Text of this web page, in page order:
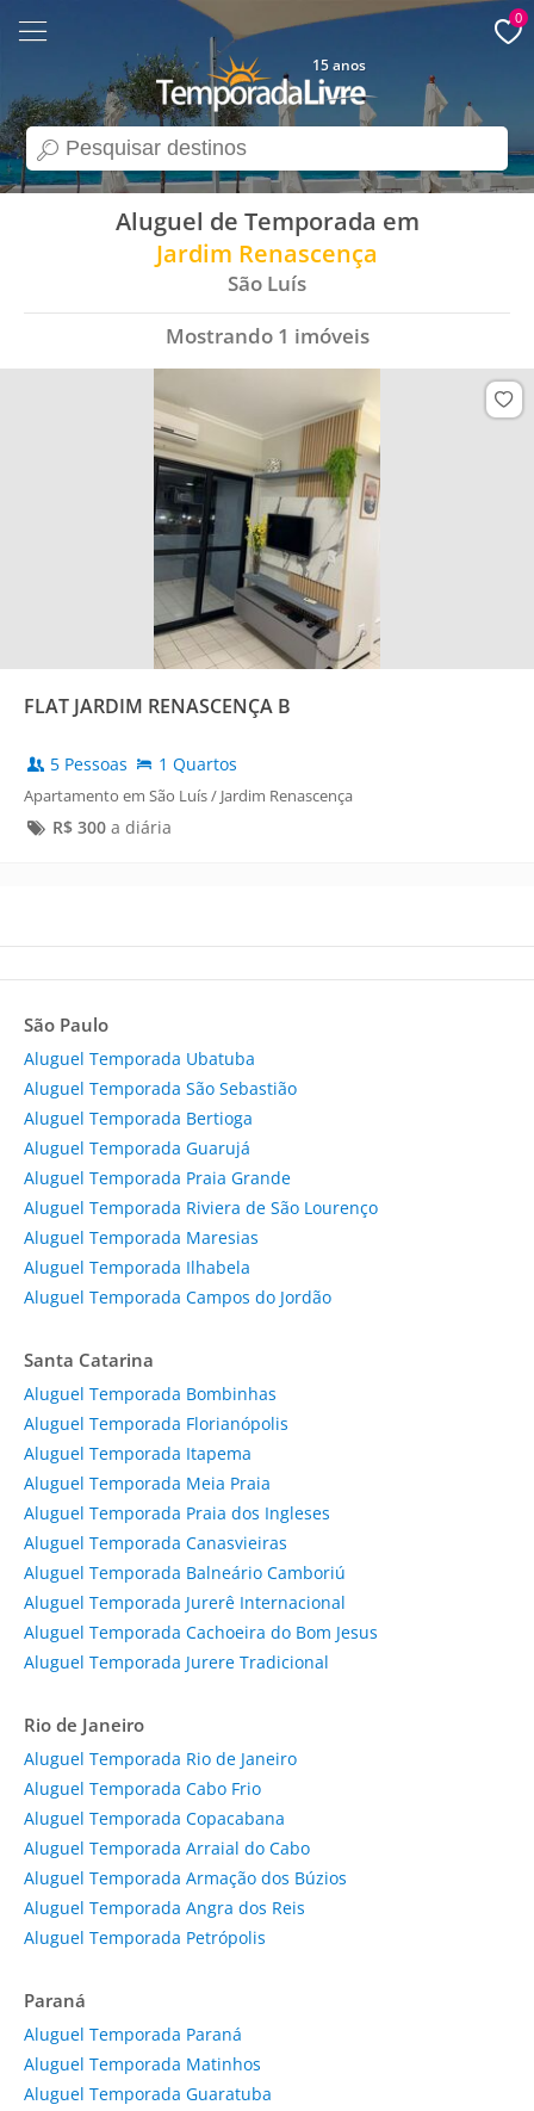
search
15 anos
0
Aluguel de Temporada em
Jardim Renascença
São Luís
Mostrando 1 imóveis
FLAT JARDIM RENASCENÇA B
5 Pessoas 1 Quartos
Apartamento em São Luís / Jardim Renascença
R$ 300a diária
São Paulo
Aluguel Temporada Ubatuba
Aluguel Temporada São Sebastião
Aluguel Temporada Bertioga
Aluguel Temporada Guarujá
Aluguel Temporada Praia Grande
Aluguel Temporada Riviera de São Lourenço
Aluguel Temporada Maresias
Aluguel Temporada Ilhabela
Aluguel Temporada Campos do Jordão
Santa Catarina
Aluguel Temporada Bombinhas
Aluguel Temporada Florianópolis
Aluguel Temporada Itapema
Aluguel Temporada Meia Praia
Aluguel Temporada Praia dos Ingleses
Aluguel Temporada Canasvieiras
Aluguel Temporada Balneário Camboriú
Aluguel Temporada Jurerê Internacional
Aluguel Temporada Cachoeira do Bom Jesus
Aluguel Temporada Jurere Tradicional
Rio de Janeiro
Aluguel Temporada Rio de Janeiro
Aluguel Temporada Cabo Frio
Aluguel Temporada Copacabana
Aluguel Temporada Arraial do Cabo
Aluguel Temporada Armação dos Búzios
Aluguel Temporada Angra dos Reis
Aluguel Temporada Petrópolis
Paraná
Aluguel Temporada Paraná
Aluguel Temporada Matinhos
Aluguel Temporada Guaratuba